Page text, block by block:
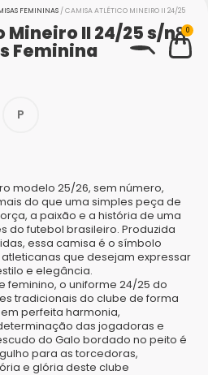
0
FEMININAS / CAMISA ATLÉTICO MINEIRO II 24/25
II 24/25 s/n°
Feminina
P
modelo 25/26, sem número,
do que uma simples peça de
a paixão e a história de uma
do futebol brasileiro. Produzida
essa camisa é o símbolo
que desejam expressar
e elegância.
feminino, o uniforme 24/25 do
tradicionais do clube de forma
perfeita harmonia,
das jogadoras e
do Galo bordado no peito é
para as torcedoras,
e glória deste clube